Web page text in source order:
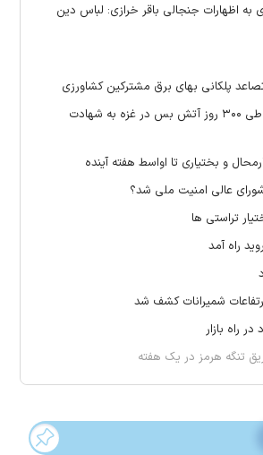
اظهارات جنجالی باقر خرازی: لباس دین
پلکانی بهای برق مشترکین کشاورزی
یونیسف: ۳۰۰ کودک طی ۳۰۰ روز آتش بس در غزه به شهادت
و بختیاری تا اواسط هفته آینده
عالی امنیت ملی شد؟
راه آمد
شمیرانات کشف شد
راه بازار